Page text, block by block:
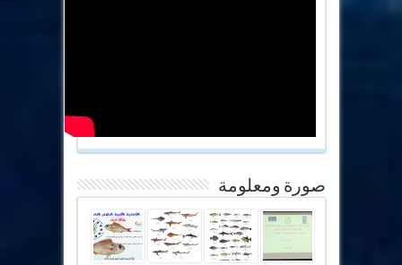
صورة ومعلومة